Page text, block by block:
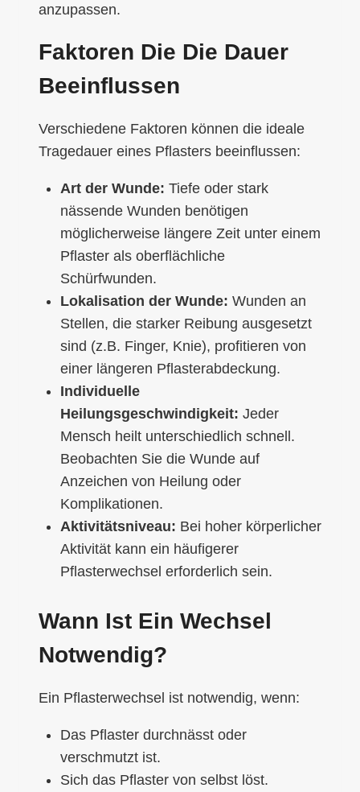
anzupassen.
Faktoren Die Die Dauer
Beeinflussen
Verschiedene Faktoren können die ideale
Tragedauer eines Pflasters beeinflussen:
Art der Wunde: Tiefe oder stark
nässende Wunden benötigen
möglicherweise längere Zeit unter einem
Pflaster als oberflächliche
Schürfwunden.
Lokalisation der Wunde: Wunden an
Stellen, die starker Reibung ausgesetzt
sind (z.B. Finger, Knie), profitieren von
einer längeren Pflasterabdeckung.
Individuelle
Heilungsgeschwindigkeit: Jeder
Mensch heilt unterschiedlich schnell.
Beobachten Sie die Wunde auf
Anzeichen von Heilung oder
Komplikationen.
Aktivitätsniveau: Bei hoher körperlicher
Aktivität kann ein häufigerer
Pflasterwechsel erforderlich sein.
Wann Ist Ein Wechsel
Notwendig?
Ein Pflasterwechsel ist notwendig, wenn:
Das Pflaster durchnässt oder
verschmutzt ist.
Sich das Pflaster von selbst löst.